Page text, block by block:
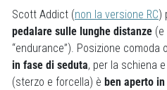
Scott Addict (non la versione RC)
pedalare sulle lunghe distanze
“endurance”). Posizione
in fase di seduta, per la schiena
(sterzo e forcella) è ben aperto